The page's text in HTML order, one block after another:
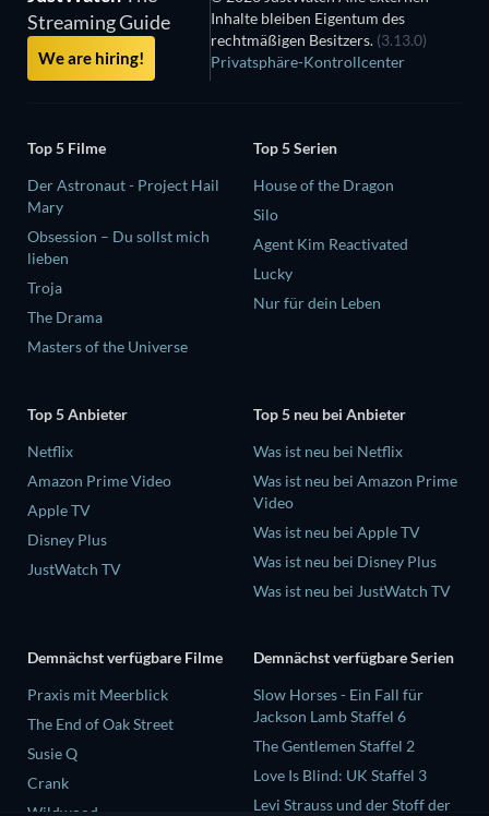
Streaming Guide
We are hiring!
Inhalte bleiben Eigentum des
rechtmäßigen Besitzers. (3.13.0)
Privatsphäre-Kontrollcenter
Top 5 Filme
Der Astronaut - Project Hail
Mary
Obsession – Du sollst mich
lieben
Troja
The Drama
Masters of the Universe
Top 5 Serien
House of the Dragon
Silo
Agent Kim Reactivated
Lucky
Nur für dein Leben
Top 5 Anbieter
Netflix
Amazon Prime Video
Apple TV
Disney Plus
JustWatch TV
Top 5 neu bei Anbieter
Was ist neu bei Netflix
Was ist neu bei Amazon Prime
Video
Was ist neu bei Apple TV
Was ist neu bei Disney Plus
Was ist neu bei JustWatch TV
Demnächst verfügbare Filme
Praxis mit Meerblick
The End of Oak Street
Susie Q
Crank
Demnächst verfügbare Serien
Slow Horses - Ein Fall für
Jackson Lamb Staffel 6
The Gentlemen Staffel 2
Love Is Blind: UK Staffel 3
Levi Strauss und der Stoff der